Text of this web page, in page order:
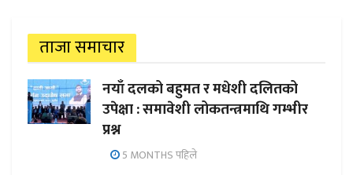
ताजा समाचार
नयाँ दलको बहुमत र मधेशी दलितको
उपेक्षा : समावेशी लोकतन्त्रमाथि गम्भीर
प्रश्न
5 MONTHS पहिले